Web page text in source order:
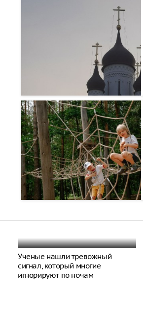
Ученые нашли тревожный
сигнал, который многие
игнорируют по ночам